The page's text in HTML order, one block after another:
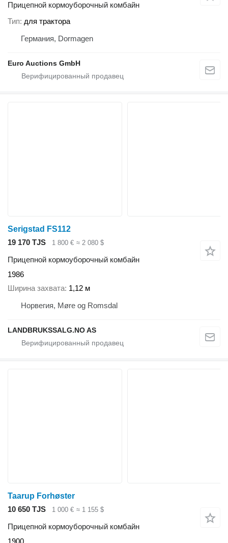
Прицепной кормоуборочный комбайн
Тип для трактора
Германия, Dormagen
Euro Auctions GmbH
Serigstad FS112
19 170 TJS
1 800 € ≈ 2 080 $
Прицепной кормоуборочный комбайн
1986
Ширина захвата 1,12 м
Норвегия, Møre og Romsdal
LANDBRUKSSALG.NO AS
Taarup Forhøster
10 650 TJS
1 000 € ≈ 1 155 $
Прицепной кормоуборочный комбайн